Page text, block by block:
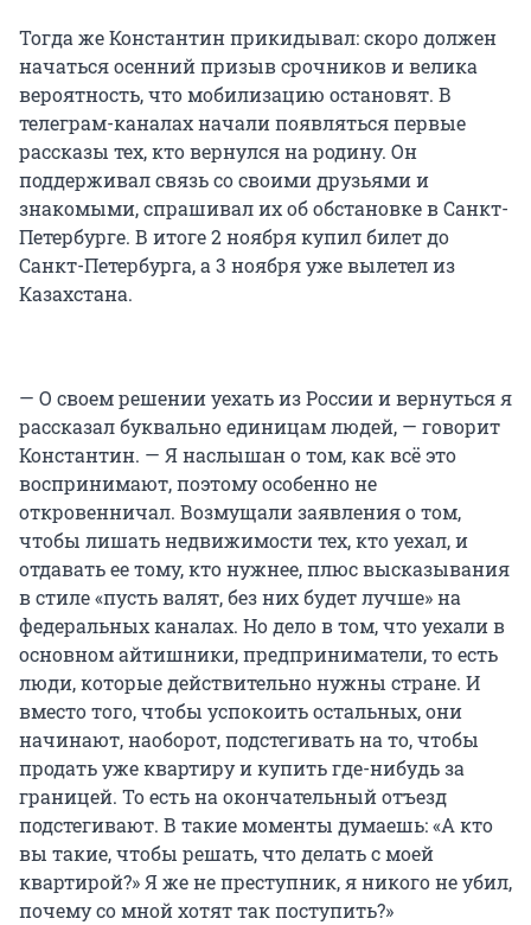
Тогда же Константин прикидывал: скоро должен
начаться осенний призыв срочников и велика
вероятность, что мобилизацию остановят. В
телеграм-каналах начали появляться первые
рассказы тех, кто вернулся на родину. Он
поддерживал связь со своими друзьями и
знакомыми, спрашивал их об обстановке в Санкт-
Петербурге. В итоге 2 ноября купил билет до
Санкт-Петербурга, а 3 ноября уже вылетел из
Казахстана.
— О своем решении уехать из России и вернуться я
рассказал буквально единицам людей, — говорит
Константин. — Я наслышан о том, как всё это
воспринимают, поэтому особенно не
откровенничал. Возмущали заявления о том,
чтобы лишать недвижимости тех, кто уехал, и
отдавать ее тому, кто нужнее, плюс высказывания
в стиле «пусть валят, без них будет лучше» на
федеральных каналах. Но дело в том, что уехали в
основном айтишники, предприниматели, то есть
люди, которые действительно нужны стране. И
вместо того, чтобы успокоить остальных, они
начинают, наоборот, подстегивать на то, чтобы
продать уже квартиру и купить где-нибудь за
границей. То есть на окончательный отъезд
подстегивают. В такие моменты думаешь: «А кто
вы такие, чтобы решать, что делать с моей
квартирой?» Я же не преступник, я никого не убил,
почему со мной хотят так поступить?»